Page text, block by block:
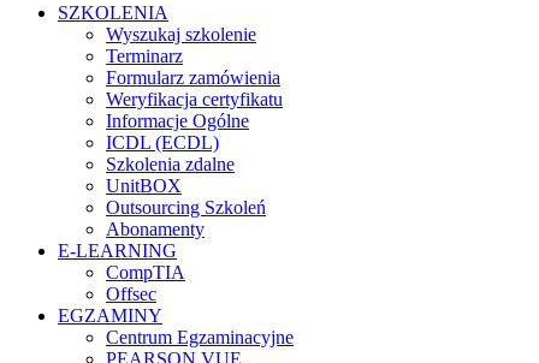
SZKOLENIA
Wyszukaj szkolenie
Terminarz
Formularz zamówienia
Weryfikacja certyfikatu
Informacje Ogólne
ICDL (ECDL)
Szkolenia zdalne
UnitBOX
Outsourcing Szkoleń
Abonamenty
E-LEARNING
CompTIA
Offsec
EGZAMINY
Centrum Egzaminacyjne
PEARSON VUE